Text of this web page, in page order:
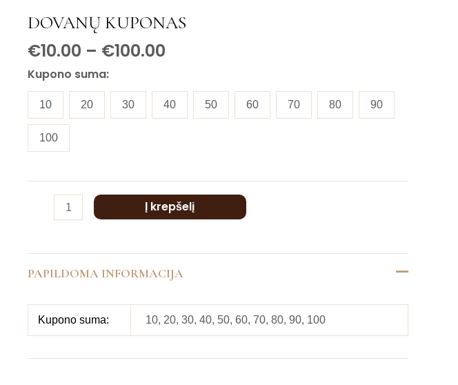
DOVANŲ KUPONAS
€10.00 – €100.00
Kupono suma:
10 20 30 40 50 60 70 80 90
100
Dovanų
kuponas
Į krepšelį
PAPILDOMA INFORMACIJA
Kupono suma: 10, 20, 30, 40, 50, 60, 70, 80, 90, 100